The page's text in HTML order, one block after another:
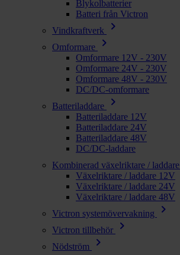
Blykolbatterier
Batteri från Victron
Vindkraftverk
chevron_right
Omformare chevron_right
Omformare 12V - 230V
Omformare 24V - 230V
Omformare 48V - 230V
DC/DC-omformare
Batteriladdare
chevron_right
Batteriladdare 12V
Batteriladdare 24V
Batteriladdare 48V
DC/DC-laddare
Kombinerad växelriktare / laddare
Växelriktare / laddare 12V
Växelriktare / laddare 24V
Växelriktare / laddare 48V
Victron systemövervakning
chevron_right
Victron tillbehör chevron_right
Nödström chevron_right